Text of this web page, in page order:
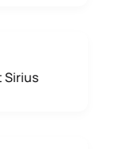
Sirius